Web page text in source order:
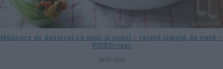
Mâncare de dovlecei cu roșii și ardei – rețetă simplă de vară –
VIDEO+text
28.07.2026